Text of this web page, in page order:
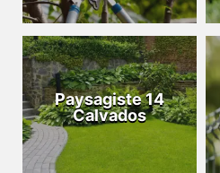
Paysagiste 14
Calvados